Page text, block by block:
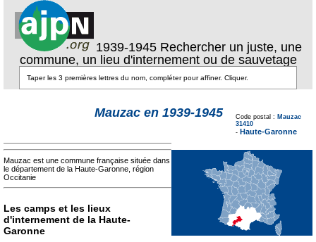
1939-1945 Rechercher un juste, une
commune, un lieu d'internement ou de sauvetage
Mauzac en 1939-1945
Code postal : Mauzac
31410
- Haute-Garonne
Mauzac est une commune française située dans
le département de la Haute-Garonne, région
Occitanie
Les camps et les lieux
d'internement de la Haute-
Garonne